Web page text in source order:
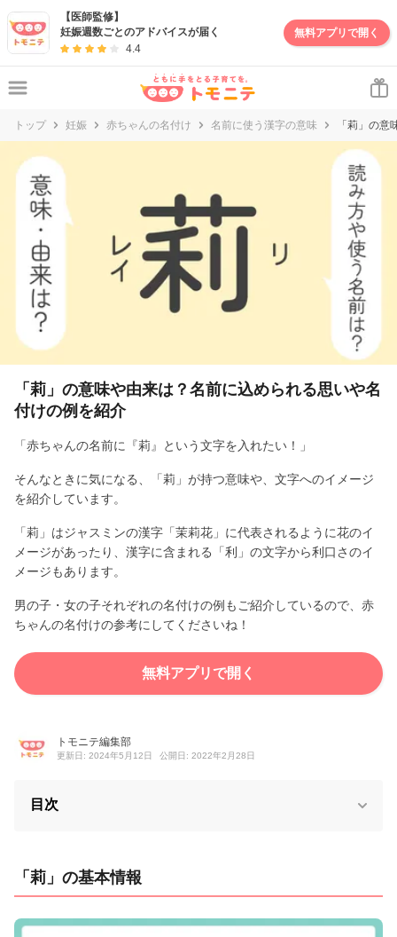
【医師監修】
妊娠週数ごとのアドバイスが届く
4.4
無料アプリで開く
トップ 妊娠 赤ちゃんの名付け 名前に使う漢字の意味 「莉」の
「莉」の意味や由来は？名前に込められる思いや名
付けの例を紹介
「赤ちゃんの名前に『莉』という文字を入れたい！」
そんなときに気になる、「莉」が持つ意味や、文字へのイメージ
を紹介しています。
「莉」はジャスミンの漢字「茉莉花」に代表されるように花のイ
メージがあったり、漢字に含まれる「利」の文字から利口さのイ
メージもあります。
男の子・女の子それぞれの名付けの例もご紹介しているので、赤
ちゃんの名付けの参考にしてくださいね！
無料アプリで開く
トモニテ編集部
更新日: 2024年5月12日 公開日: 2022年2月28日
目次
「莉」の基本情報